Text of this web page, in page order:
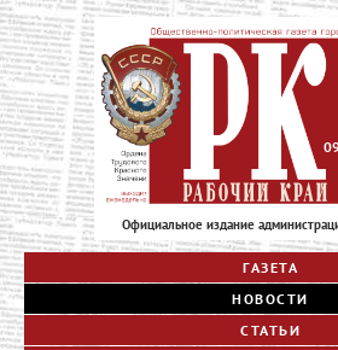
Официальное издание
ГАЗЕТА
НОВОСТИ
СТАТЬИ